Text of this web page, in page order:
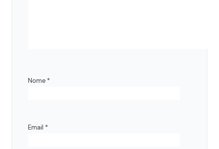
Nome *
Email *